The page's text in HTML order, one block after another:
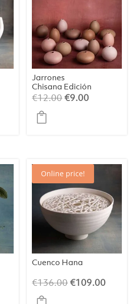
Jarrones
Chisana Edición
2022 (surtidos)
€12.00El
€9.00El
Online price!
Cuenco Hana
€136.00El
€109.00El